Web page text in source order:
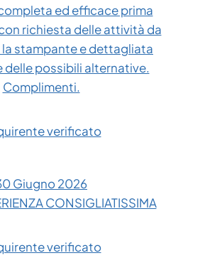
ed efficace prima
richiesta delle attività da
la stampante e dettagliata
delle possibili alternative.
Complimenti.
verificato
Giugno 2026
CONSIGLIATISSIMA
verificato